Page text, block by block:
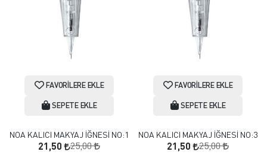
FAVORILERE EKLE
SEPETE EKLE
NOA KALICI MAKYAJ İĞNESİ NO:1
21,50 25,00
FAVORILERE EKLE
SEPETE EKLE
NOA KALICI MAKYAJ İĞNESİ NO:3
21,50 25,00